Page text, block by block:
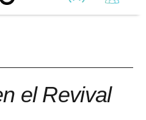
el Revival